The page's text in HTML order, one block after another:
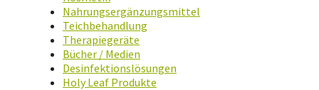
Nahrungsergänzungsmittel
Teichbehandlung
Therapiegeräte
Bücher / Medien
Desinfektionslösungen
Holy Leaf Produkte